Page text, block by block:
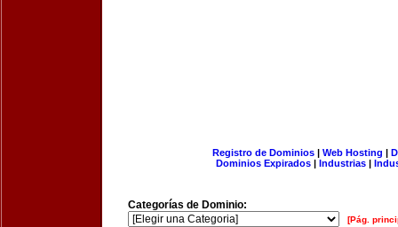
Registro de Dominios| Web Hosting |
Dominios Expirados | Industrias |
Categorías de Dominio:
[Pág.